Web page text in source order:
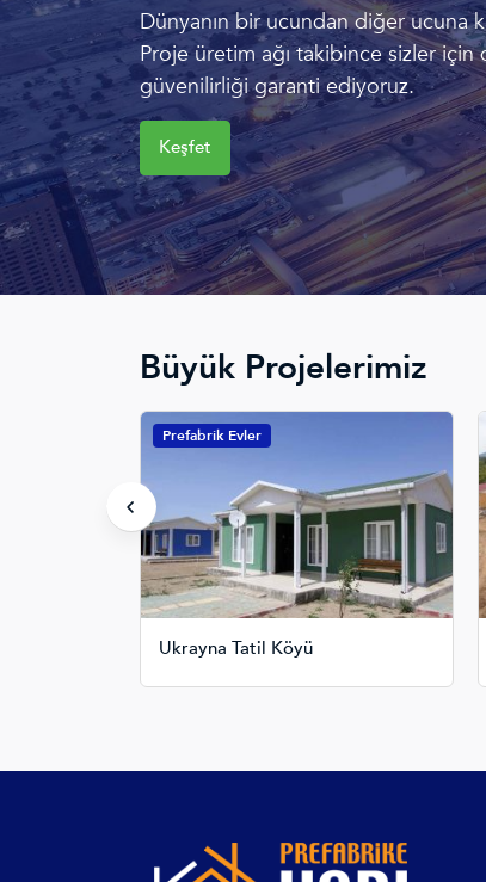
Dünyanın bir ucundan diğer ucuna
Proje üretim ağı takibince sizler için
güvenilirliği garanti ediyoruz.
Keşfet
Büyük Projelerimiz
Prefabrik Evler
Ukrayna Tatil Köyü